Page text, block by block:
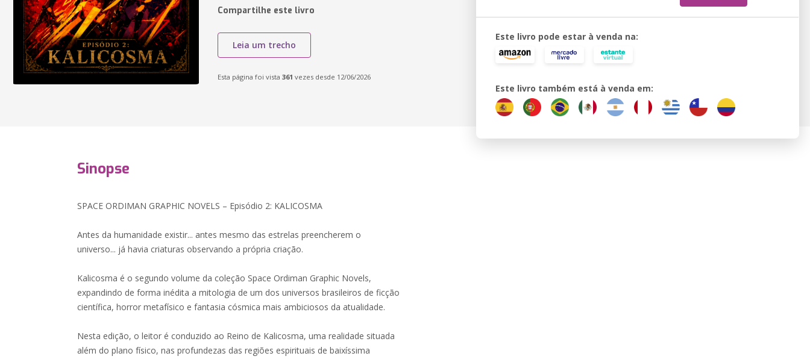
Compartilhe este livro
Leia um trecho
Esta página foi vista 361 vezes desde 12/06/2026
Este livro pode estar à venda na:
Este livro também está à venda em:
Sinopse
SPACE ORDIMAN GRAPHIC NOVELS – Episódio 2: KALICOSMA
Antes da humanidade existir... antes mesmo das estrelas preencherem o
universo... já havia criaturas observando a própria criação.
Kalicosma é o segundo volume da coleção Space Ordiman Graphic Novels,
expandindo de forma inédita a mitologia de um dos universos brasileiros de ficção
científica, horror metafísico e fantasia cósmica mais ambiciosos da atualidade.
Nesta edição, o leitor é conduzido ao Reino de Kalicosma, uma realidade situada
além do plano físico, nas profundezas das regiões espirituais de baixíssima